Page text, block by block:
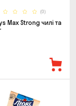
(0)
Max Strong чилі та